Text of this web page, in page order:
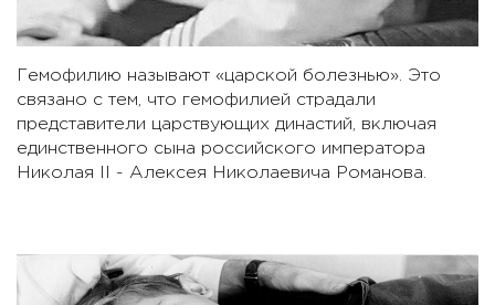
Гемофилию называют «царской болезнью». Это
связано с тем, что гемофилией страдали
представители царствующих династий, включая
единственного сына российского императора
Николая II - Алексея Николаевича Романова.